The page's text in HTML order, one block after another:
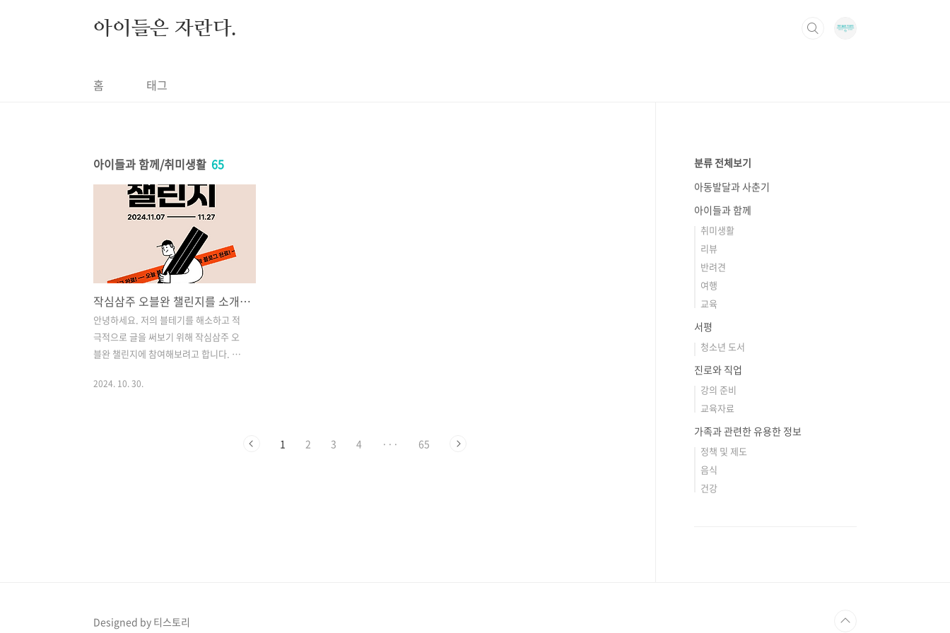
아이들은 자란다.
홈 태그
아이들과 함께/취미생활 65
작심삼주 오블완 챌린지를 소개합니다. 출전대기중!
안녕하세요. 저의 블테기를 해소하고 적
극적으로 글을 써보기 위해 작심삼주 오
블완 챌린지에 참여해보려고 합니다. 이
주동안 꾸준하게 하루도 빼놓지 않고 1일
요. ..
2024. 10. 30.
1 2 3 4 ··· 65
분류 전체보기
아동발달과 사춘기
아이들과 함께
취미생활
리뷰
반려견
여행
교육
서평
청소년 도서
진로와 직업
강의 준비
교육자료
가족과 관련한 유용한 정보
정책 및 제도
음식
건강
Designed by 티스토리